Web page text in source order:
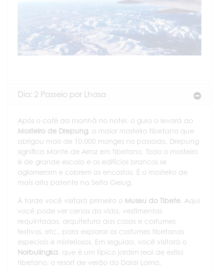
Dia: 2 Passeio por Lhasa
Após o café da manhã no hotel, o guia o levará ao
Mosteiro de Drepung, o maior mosteiro tibetano que
abrigou mais de 10.000 monges no passado. Drepung
significa Monte de Arroz em tibetano. Todo o mosteiro
é de grande escala e os edifícios brancos se
aglomeram e cobrem as encostas. É o mosteiro de
mais alta patente na Seita Gelug.
À tarde você visitará primeiro o Museu do Tibete . Aqui
você pode ver cenas da vida, vestimentas
requintadas, arquitetura das casas e costumes
festivos, etc., para explorar os costumes tibetanos
especiais e misteriosos. Em seguida, você visitará o
Norbulingka, que é um típico jardim real de estilo
tibetano, o resort de verão do Dalai Lama.